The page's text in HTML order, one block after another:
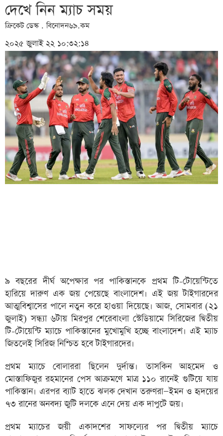
দেখে নিন ম্যাচ সময়
ক্রিকেট ডেস্ক . বিনোদন৬৯.কম
২০২৫ জুলাই ২২ ১০:৩২:১৪
৯ বছরের দীর্ঘ অপেক্ষার পর পাকিস্তানকে প্রথম টি-টোয়েন্টিতে
হারিয়ে দারুণ এক জয় পেয়েছে বাংলাদেশ। এই জয় টাইগারদের
আত্মবিশ্বাসের পালে নতুন করে হাওয়া দিয়েছে। আজ, সোমবার (২১
জুলাই) সন্ধ্যা ৬টায় মিরপুর শেরেবাংলা স্টেডিয়ামে সিরিজের দ্বিতীয়
টি-টোয়েন্টি ম্যাচে পাকিস্তানের মুখোমুখি হচ্ছে বাংলাদেশ। এই ম্যাচ
জিতলেই সিরিজ নিশ্চিত হবে টাইগারদের।
প্রথম ম্যাচে বোলাররা ছিলেন দুর্দান্ত। তাসকিন আহমেদ ও
মোস্তাফিজুর রহমানের পেস আক্রমণে মাত্র ১১০ রানেই গুটিয়ে যায়
পাকিস্তান। এরপর ব্যাট হাতে ঝলক দেখান তরুণরা—ইমন ও হৃদয়ের
৭৩ রানের অনবদ্য জুটি দলকে এনে দেয় এক দাপুটে জয়।
প্রথম ম্যাচের জয়ী একাদশের সাফল্যের পর দ্বিতীয় ম্যাচে